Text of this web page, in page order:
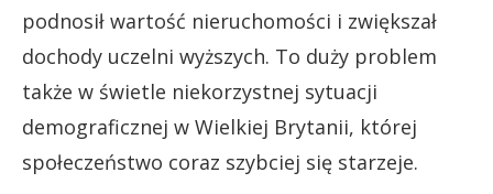
podnosił wartość nieruchomości i zwiększał
dochody uczelni wyższych. To duży problem
także w świetle niekorzystnej sytuacji
demograficznej w Wielkiej Brytanii, której
społeczeństwo coraz szybciej się starzeje.